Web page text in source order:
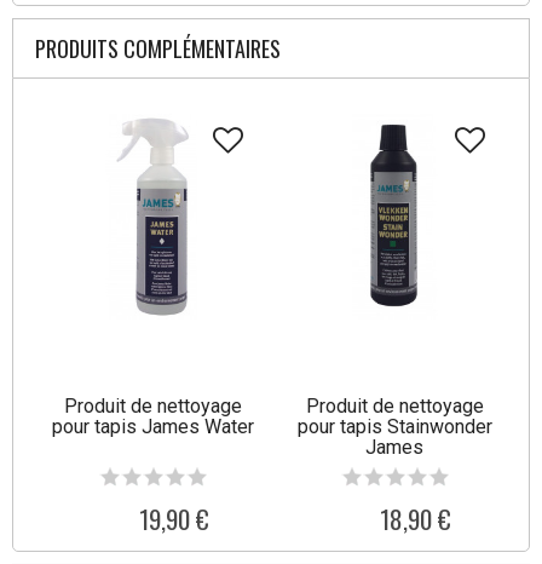
PRODUITS COMPLÉMENTAIRES
Produit de nettoyage
pour tapis James Water
19,90 €
Produit de nettoyage
pour tapis Stainwonder
James
18,90 €